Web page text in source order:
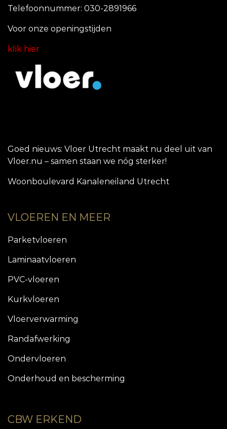
Telefoonnummer: 030-2891966
Voor onze openingstijden
klik hier
Goed nieuws: Vloer Utrecht maakt nu deel uit van
Vloer.nu – samen staan we nóg sterker!
Woonboulevard Kanaleneiland Utrecht
VLOEREN EN MEER
Parketvloeren
Laminaatvloeren
PVC-vloeren
Kurkvloeren
Vloerverwarming
Randafwerking
Ondervloeren
Onderhoud en bescherming
CBW ERKEND